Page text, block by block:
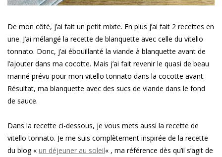
De mon côté, j’ai fait un petit mixte. En plus j’ai fait 2 recettes en
une. J’ai mélangé la recette de blanquette avec celle du vitello
tonnato. Donc, j’ai ébouillanté la viande à blanquette avant de
l’ajouter dans ma cocotte. Mais j’ai fait revenir le quasi de beau
mariné prévu pour mon vitello tonnato dans la cocotte avant.
Résultat, ma blanquette avec des sucs de viande dans le fond
de sauce.
Dans la recette ci-dessous, je vous mets aussi la recette de
vitello tonnato. Je me suis complètement inspirée de la recette
du blog « un déjeuner au soleil« , ma référence dès qu’il s’agit de